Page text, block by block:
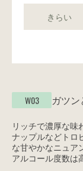
きらい
W03 ガツ
リッチで濃厚な味
ナップルなどトロ
な甘やかなニュア
アルコール度数は